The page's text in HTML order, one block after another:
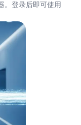
。登录后即可使用